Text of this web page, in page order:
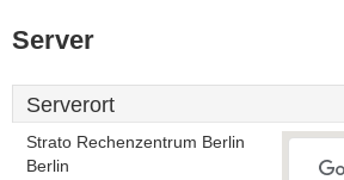
Server
Serverort
Strato Rechenzentrum Berlin
Berlin